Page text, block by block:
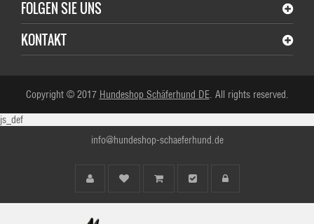
FOLGEN SIE UNS
KONTAKT
Copyright © 2017 Hundeshop Schäferhund DE. All rights reserved.
js_def
info@hundeshop-schaeferhund.de